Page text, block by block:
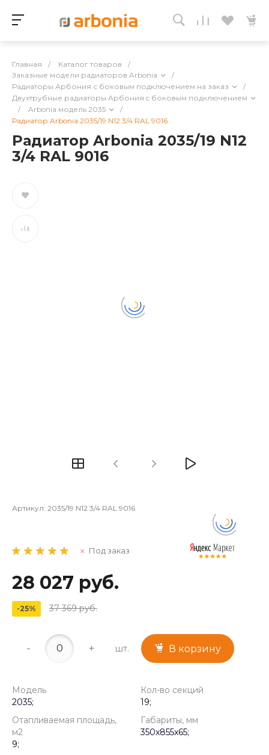
Главная / Каталог товаров
/
Заказные модели радиаторов Arbonia
/
Радиаторы Арбония с боковым подключением на заказ
/
Двухтрубные радиаторы Арбония c боковым подключением
/
Arbonia модель 2035
/
Радиатор Arbonia 2035/19 N12 3/4 RAL 9016
Радиатор Arbonia 2035/19 N12
3/4 RAL 9016
Артикул: 2035/19 N12 3/4 RAL 9016
Под заказ
28 027 руб.
-25% 37 369 руб.
- + шт. В корзину
Модель
2035;
Кол-во секций
19;
Отапливаемая площадь,
м2
9;
Габариты, мм
350x855x65;